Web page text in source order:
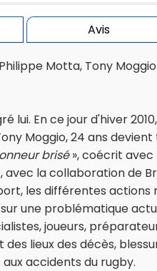
Avis
Motta, Tony
lui. En ce jour d'hiver
Moggio, 24 ans
brisé», coécrit avec
la collaboration de
les différentes
une problématique
joueurs,
lieux des décès,
accidents du rugby.